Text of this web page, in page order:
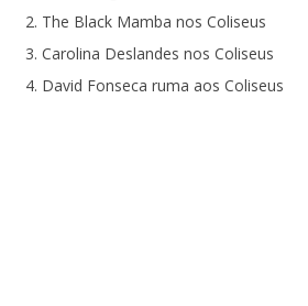
The Black Mamba nos Coliseus
Carolina Deslandes nos Coliseus
David Fonseca ruma aos Coliseus